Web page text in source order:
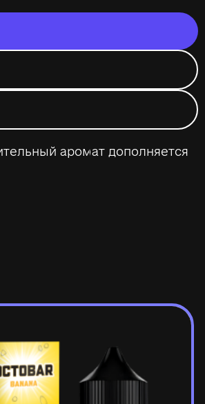
аромат дополняется